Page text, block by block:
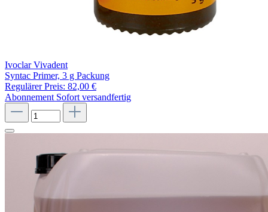
Ivoclar Vivadent
Syntac Primer, 3 g Packung
Regulärer Preis: 82,00 €
Abonnement Sofort versandfertig